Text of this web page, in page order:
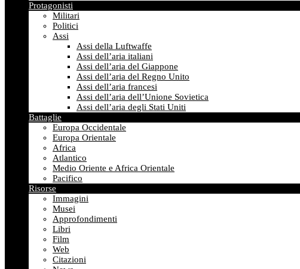
Protagonisti
Militari
Politici
Assi
Assi della Luftwaffe
Assi dell’aria italiani
Assi dell’aria del Giappone
Assi dell’aria del Regno Unito
Assi dell’aria francesi
Assi dell’aria dell’Unione Sovietica
Assi dell’aria degli Stati Uniti
Battaglie
Europa Occidentale
Europa Orientale
Africa
Atlantico
Medio Oriente e Africa Orientale
Pacifico
Risorse
Immagini
Musei
Approfondimenti
Libri
Film
Web
Citazioni